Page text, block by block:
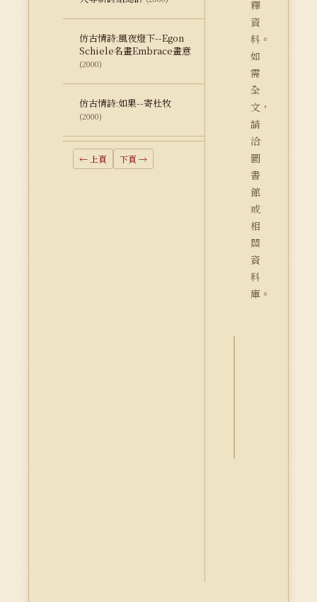
仿古情詩:風夜燈下--Egon
Schiele名畫Embrace畫意
(2000)
仿古情詩:如果--寄杜牧
(2000)
← 上頁 下頁 →
釋
資
料。
如
需
全
文，
請
洽
圖
書
館
或
相
關
資
料
庫。